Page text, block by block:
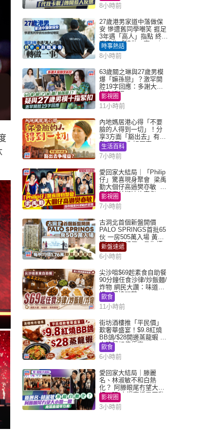
8小時前
27歲港男家道中落做保
安 慘遭舊同學嘲笑 捱足
3年遇「高人」指點 終辭
職宣告「轉做一事」｜
Juicy叮
時事熱話
8小時前
63歲關之琳與27歲男模
爆「嫲孫戀」？激罕開
腔19字回應：多謝大家
掛念近況
影視圈
11小時前
內地媽居港心得「不要
臉的人得到一切」！分
享3方面「豁出去」有著
數 網民：你好厲害
生活百科
7小時前
愛回家大結局｜「Philip
仔」驚喜現身聚會 梁禹
勤大個仔高過樊亦敏 超
乖黐實林淑敏許家傑
影視圈
7小時前
古洞北首個新盤開價
PALO SPRINGS首批65
伙 一房505萬入場 黃光
耀：「北都價」具指標
作用
新盤速遞
6小時前
尖沙咀$69起素食自助餐
90分鐘任食沙律/炒飯麵/
炸物 網民大讚：味道
好，環境闊落
飲食
11小時前
街坊酒樓推「平民價」
歎奢華盛宴！$9.8紅燒
BB鴿/$28開邊蒸龍蝦 3
大晚餐超值優惠
飲食
6小時前
愛回家大結局｜滕麗
名、林淑敏不和白熱
化？ 阿滕眼尾冇望大小
姐一眼 商場直播零互動
影視圈
3小時前